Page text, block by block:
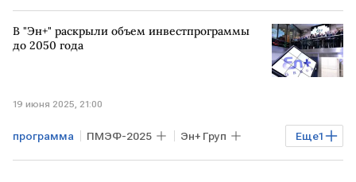
Марат Хуснуллин модернизация ЖКХ
В "Эн+" раскрыли объем инвестпрограммы
до 2050 года
19 июня 2025, 21:00
Еще1
программа ПМЭФ-2025 Эн+ Груп
инвестиции